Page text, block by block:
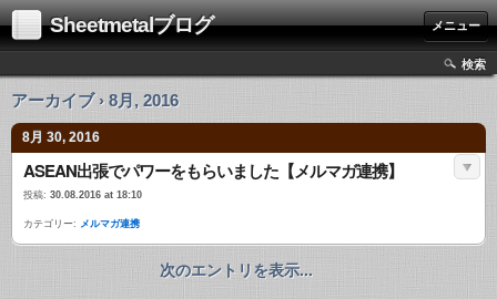
Sheetmetalブログ メニュー
検索
アーカイブ › 8月, 2016
8月 30, 2016
ASEAN出張でパワーをもらいました【メルマガ連携】
投稿: 30.08.2016 at 18:10
カテゴリー: メルマガ連携
次のエントリを表示...